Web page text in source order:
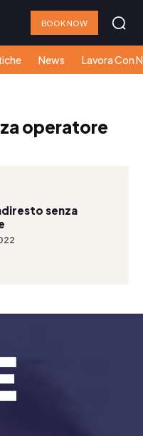
BOOK NOW
News Lavora Con
operatore
senza